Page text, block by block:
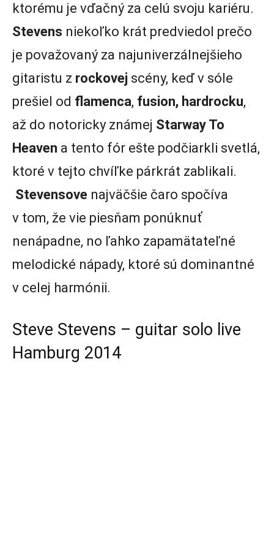
ktorému je vďačný za celú svoju kariéru.
Stevens niekoľko krát predviedol prečo
je považovaný za najuniverzálnejšieho
gitaristu z rockovej scény, keď v sóle
prešiel od flamenca, fusion, hardrocku,
až do notoricky známej Starway To
Heaven a tento fór ešte podčiarkli svetlá,
ktoré v tejto chvíľke párkrát zablikali.
Stevensove najväčšie čaro spočíva
v tom, že vie piesňam ponúknuť
nenápadne, no ľahko zapamätateľné
melodické nápady, ktoré sú dominantné
v celej harmónii.
Steve Stevens – guitar solo live
Hamburg 2014